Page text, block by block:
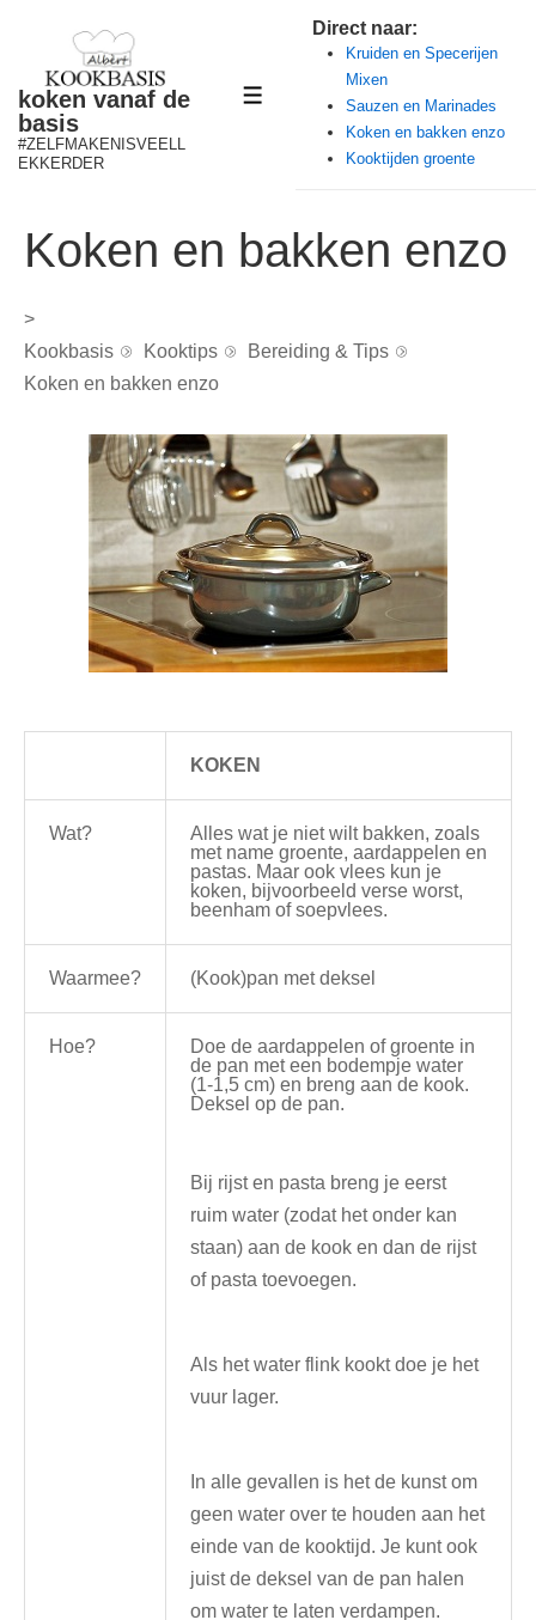
Doorgaan
hoofdinhoud
koken vanaf de
basis
#ZELFMAKENISVEELL
EKKERDER
MENU
Direct naar:
Kruiden en Specerijen
Mixen
Sauzen en Marinades
Koken en bakken enzo
Kooktijden groente
Koken en bakken enzo
>
Kookbasis
Kooktips
Bereiding & Tips
Koken en bakken enzo
KOKEN
Wat?
Alles wat je niet wilt bakken, zoals
met name groente, aardappelen en
pastas. Maar ook vlees kun je
koken, bijvoorbeeld verse worst,
beenham of soepvlees.
Waarmee? (Kook)pan met deksel
Hoe?
Doe de aardappelen of groente in
de pan met een bodempje water
(1-1,5 cm) en breng aan de kook.
Deksel op de pan.
Bij rijst en pasta breng je eerst
ruim water (zodat het onder kan
staan) aan de kook en dan de rijst
of pasta toevoegen.
Als het water flink kookt doe je het
vuur lager.
In alle gevallen is het de kunst om
geen water over te houden aan het
einde van de kooktijd. Je kunt ook
juist de deksel van de pan halen
om water te laten verdampen.